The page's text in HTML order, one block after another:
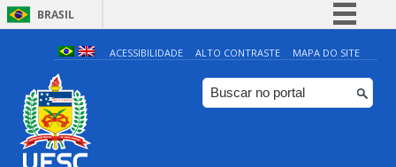
BRASIL
Simplifique!
Comunica BR
Participe
ACESSIBILIDADE ALTO CONTRASTE MAPA DO SITE